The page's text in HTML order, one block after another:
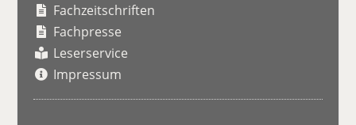
Fachzeitschriften
Fachpresse
Leserservice
Impressum